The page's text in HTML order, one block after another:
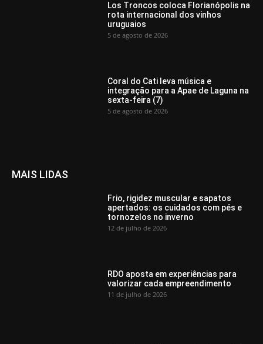
Los Troncos coloca Florianópolis na
rota internacional dos vinhos
uruguaios
5 de agosto de 2026
Coral do Cati leva música e
integração para a Apae de Laguna na
sexta-feira (7)
5 de agosto de 2026
MAIS LIDAS
Frio, rigidez muscular e sapatos
apertados: os cuidados com pés e
tornozelos no inverno
12 de julho de 2026
RDO aposta em experiências para
valorizar cada empreendimento
11 de julho de 2026